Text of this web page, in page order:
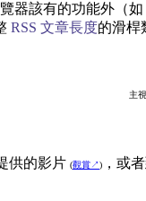
器該有的功能外（
RSS 文章長度的滑桿
主
供的影片 (觀賞↗) ，或